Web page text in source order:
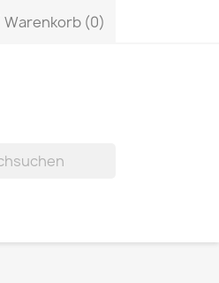
Warenkorb (0)